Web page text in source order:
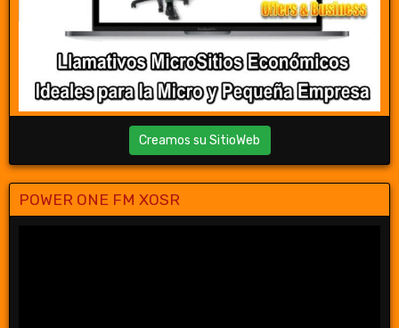
Creamos su SitioWeb
POWER ONE FM XOSR